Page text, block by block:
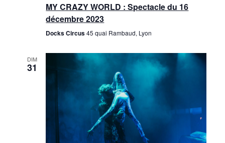
MY CRAZY WORLD : Spectacle du 16
décembre 2023
Docks Circus45 quai Rambaud, Lyon
DIM
31